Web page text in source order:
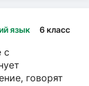
язык 6 класс
с
говорят